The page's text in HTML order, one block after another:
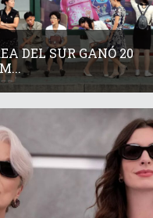
DEL SUR GANÓ 20